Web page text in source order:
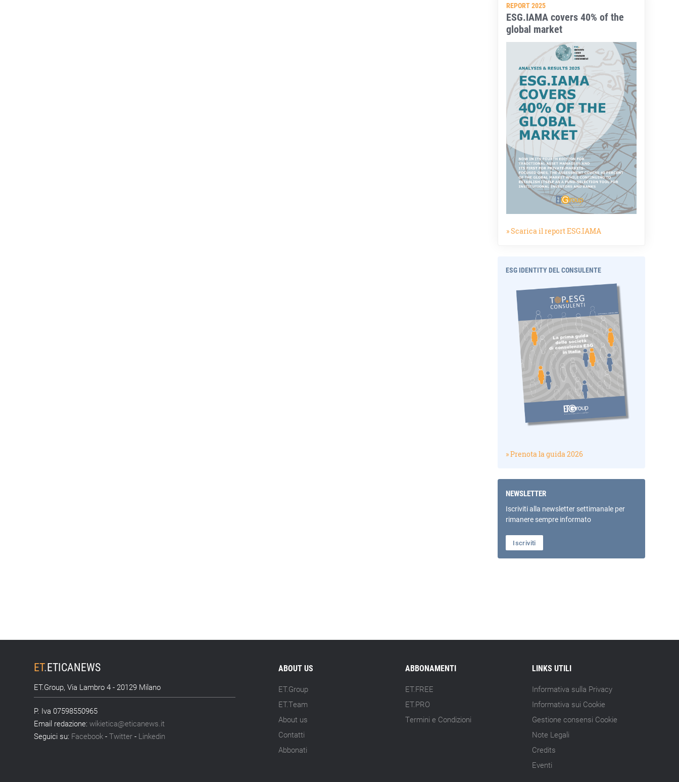
REPORT 2025
ESG.IAMA covers 40% of the
global market
» Scarica il report ESG.IAMA
ESG IDENTITY DEL CONSULENTE
» Prenota la guida 2026
NEWSLETTER
Iscriviti alla newsletter settimanale per
rimanere sempre informato
Iscriviti
ET.ETICANEWS
ET.Group, Via Lambro 4 - 20129 Milano
P. Iva 07598550965
Email redazione:wikietica@eticanews.it
Seguici su: Facebook -Twitter - Linkedin
ABOUT US
ET.Group
ET.Team
About us
Contatti
Abbonati
ABBONAMENTI
ET.FREE
ET.PRO
Termini e Condizioni
LINKS UTILI
Informativa sulla Privacy
Informativa sui Cookie
Gestione consensi Cookie
Note Legali
Credits
Eventi